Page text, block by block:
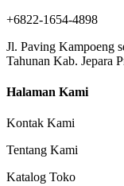
+6822-1654-4898
Jl. Paving Kampoeng
Tahunan Kab. Jepara
Halaman Kami
Kontak Kami
Tentang Kami
Katalog Toko